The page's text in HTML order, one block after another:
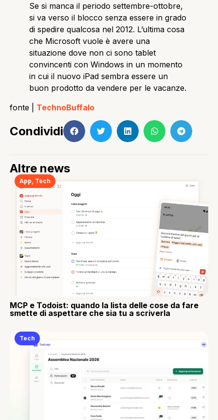
Se si manca il periodo settembre-ottobre,
si va verso il blocco senza essere in grado
di spedire qualcosa nel 2012. L’ultima cosa
che Microsoft vuole è avere una
situazione dove non ci sono tablet
convincenti con Windows in un momento
in cui il nuovo iPad sembra essere un
buon prodotto da vendere per le vacanze.
fonte | TechnoBuffalo
Condividi
Altre news
App, Tech
MCP e Todoist: quando la lista delle cose da fare
smette di aspettare che sia tu a scriverla
Tech